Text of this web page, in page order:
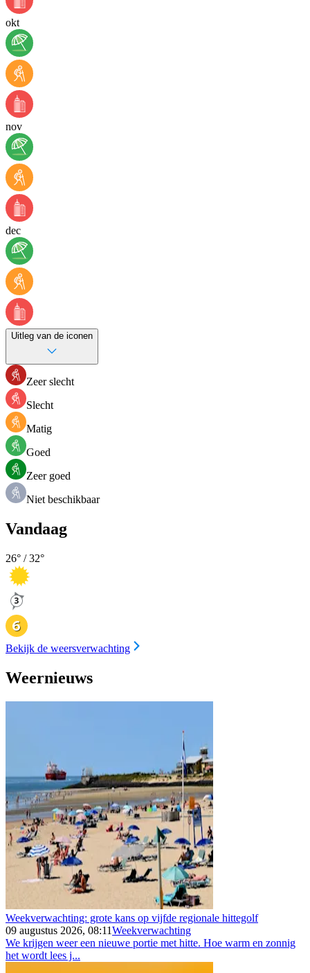
okt
nov
dec
Uitleg van de iconen
Zeer slecht
Slecht
Matig
Goed
Zeer goed
Niet beschikbaar
Vandaag
26° /32°
Bekijk de weersverwachting
Weernieuws
Weekverwachting: grote kans op vijfde regionale hittegolf
09 augustus 2026, 08:11Weekverwachting
We krijgen weer een nieuwe portie met hitte. Hoe warm en zonnig
het wordt lees j...